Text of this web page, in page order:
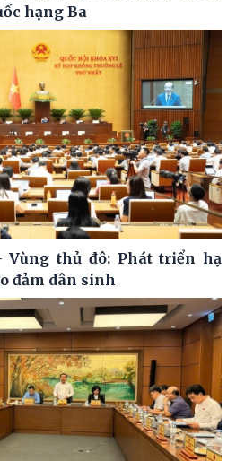
hạng Ba
Vùng thủ đô: Phát triển hạ
đảm dân sinh